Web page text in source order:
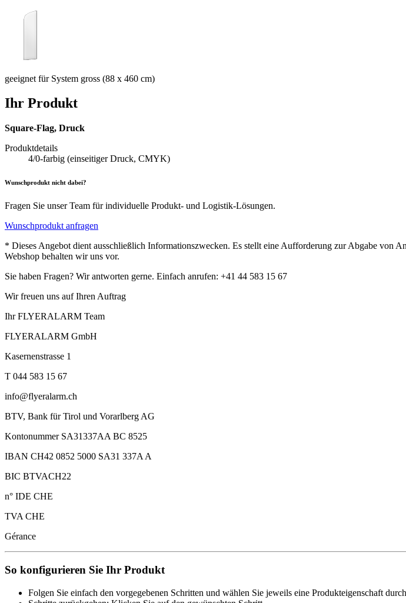
geeignet für System gross (88 x 460 cm)
Ihr Produkt
Square-Flag, Druck
Produktdetails
4/0-farbig (einseitiger Druck, CMYK)
Wunschprodukt nicht dabei?
Fragen Sie unser Team für individuelle Produkt- und Logistik-Lösungen.
Wunschprodukt anfragen
* Dieses Angebot dient ausschließlich Informationszwecken. Es stellt eine Aufforderung zur Abgabe von
Webshop behalten wir uns vor.
Sie haben Fragen? Wir antworten gerne. Einfach anrufen: +41 44 583 15 67
Wir freuen uns auf Ihren Auftrag
Ihr FLYERALARM Team
FLYERALARM GmbH
Kasernenstrasse 1
T 044 583 15 67
info@flyeralarm.ch
BTV, Bank für Tirol und Vorarlberg AG
Kontonummer SA31337AA BC 8525
IBAN CH42 0852 5000 SA31 337A A
BIC BTVACH22
n° IDE CHE
TVA CHE
Gérance
So konfigurieren Sie Ihr Produkt
Folgen Sie einfach den vorgegebenen Schritten und wählen Sie jeweils eine Produkteigenschaft